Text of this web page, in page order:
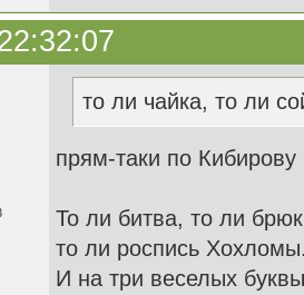
то ли чайка, то ли
прям-таки по Кибирову
То ли битва, то ли
то ли роспись
И на три веселых буквы